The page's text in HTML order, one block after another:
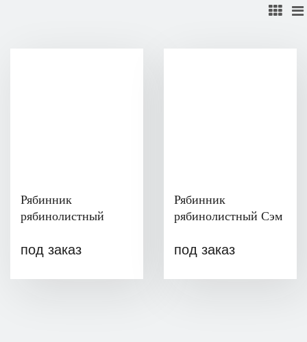
Рябинник
рябинолистный
под заказ
Рябинник
рябинолистный Сэм
под заказ